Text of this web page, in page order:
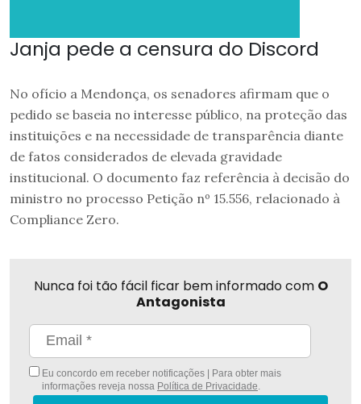
Janja pede a censura do Discord
No ofício a Mendonça, os senadores afirmam que o
pedido se baseia no interesse público, na proteção das
instituições e na necessidade de transparência diante
de fatos considerados de elevada gravidade
institucional. O documento faz referência à decisão do
ministro no processo Petição nº 15.556, relacionado à
Compliance Zero.
Nunca foi tão fácil ficar bem informado com O
Antagonista
Eu concordo em receber notificações | Para obter mais
informações reveja nossa Política de Privacidade